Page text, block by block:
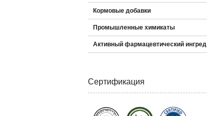
Кормовые добавки
Промышленные химикаты
Активный фармацевтический ингред
Сертификация